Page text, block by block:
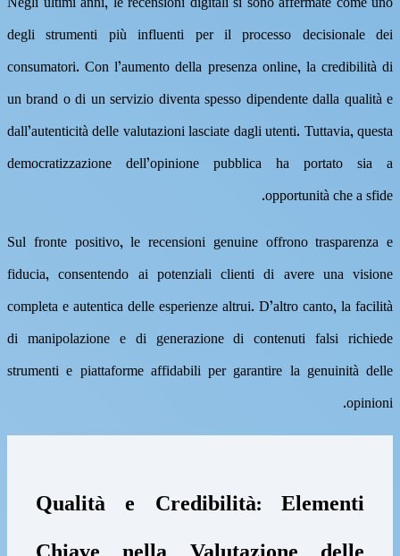
degli strumenti più influenti per il processo decisionale dei
consumatori. Con l’aumento della presenza online, la credibilità di
un brand o di un servizio diventa spesso dipendente dalla qualità e
dall’autenticità delle valutazioni lasciate dagli utenti. Tuttavia, questa
democratizzazione dell’opinione pubblica ha portato sia a
opportunità che a sfide.
Sul fronte positivo, le recensioni genuine offrono trasparenza e
fiducia, consentendo ai potenziali clienti di avere una visione
completa e autentica delle esperienze altrui. D’altro canto, la facilità
di manipolazione e di generazione di contenuti falsi richiede
strumenti e piattaforme affidabili per garantire la genuinità delle
opinioni.
Qualità e Credibilità: Elementi